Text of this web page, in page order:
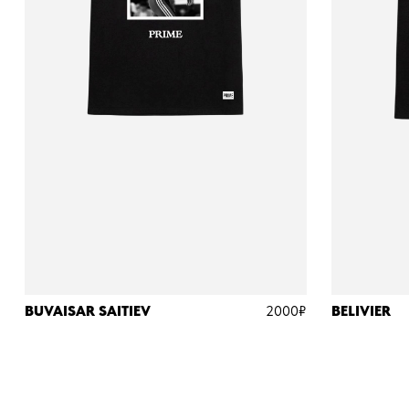
BUVAISAR SAITIEV 2000₽ BELIVIER